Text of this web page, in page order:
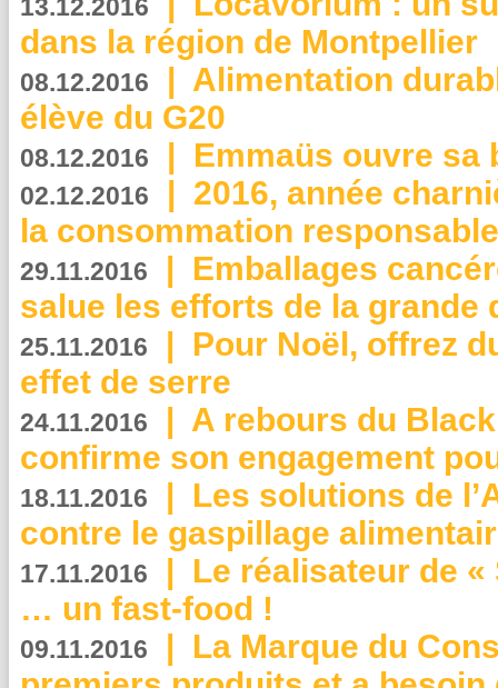
13.12.2016
dans la région de Montpellier
08.12.2016 | Alimentation
élève du G20
08.12.2016 | Emmaüs ouvre sa
02.12.2016 | 2016, année
la consommation
29.11.2016 | Emballages
salue les efforts de la grande
25.11.2016 | Pour Noël, offrez
effet de serre
24.11.2016 | A rebours du
confirme son engagement
18.11.2016 | Les solutions de
contre le gaspillage
17.11.2016 | Le réalisateur de «
… un fast-food !
09.11.2016 | La Marque du